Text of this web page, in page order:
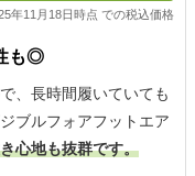
年11月18日時点 での税込価格
も◎
、長時間履いていても
ブルフォアフットエア
心地も抜群です。